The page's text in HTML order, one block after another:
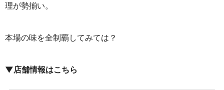
理が勢揃い。
本場の味を全制覇してみては？
▼店舗情報はこちら